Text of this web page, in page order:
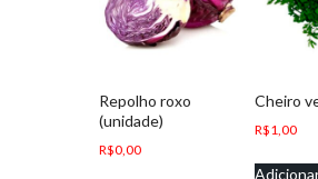
Repolho roxo
(unidade)
R$0,00
Cheiro
R$1,00